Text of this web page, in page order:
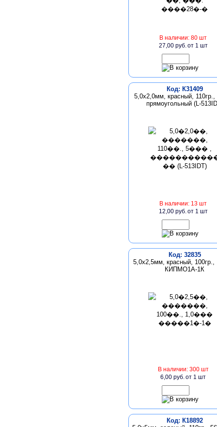
В наличии: 80 шт
27,00 руб.от 1 шт
Код: К31409
5,0х2,0мм, красный,
прямоугольный (L-
В наличии: 13 шт
12,00 руб.от 1 шт
Код: 32835
5,0х2,5мм, красный, 100гр.,
КИПМО1А-1К
В наличии: 300 шт
6,00 руб.от 1 шт
Код: К18892